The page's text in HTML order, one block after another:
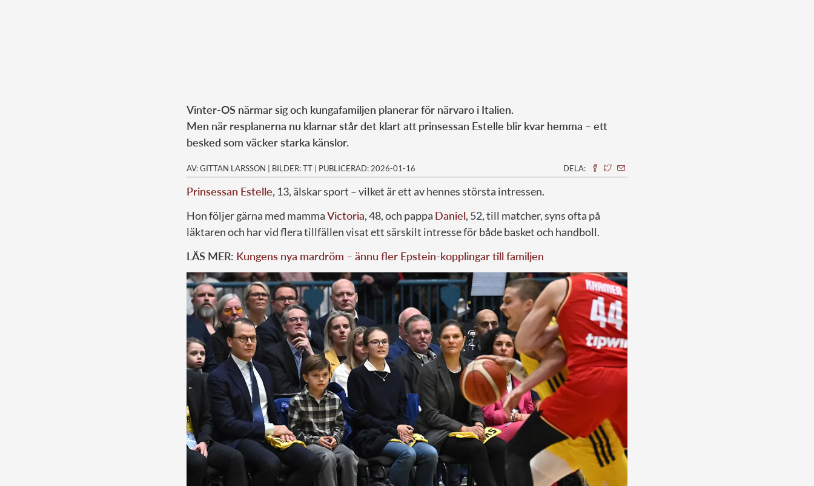
Vinter-OS närmar sig och kungafamiljen planerar för närvaro i Italien.
Men när resplanerna nu klarnar står det klart att prinsessan Estelle blir kvar hemma – ett
besked som väcker starka känslor.
AV: GITTAN LARSSON | BILDER: TT | PUBLICERAD: 2026-01-16 DELA:
Prinsessan Estelle, 13, älskar sport – vilket är ett av hennes största intressen.
Hon följer gärna med mammaVictoria, 48, och pappa Daniel, 52, till matcher, syns ofta på
läktaren och har vid flera tillfällen visat ett särskilt intresse för både basket och handboll.
LÄS MER: Kungens nya mardröm – ännu fler Epstein-kopplingar till familjen